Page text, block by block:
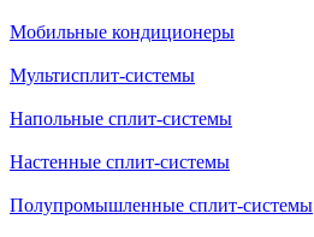
Мобильные кондиционеры
Мультисплит-системы
Напольные сплит-системы
Настенные сплит-системы
Полупромышленные сплит-системы